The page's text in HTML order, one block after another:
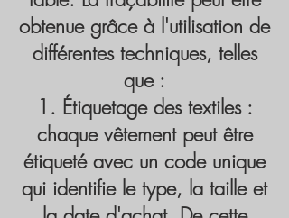
obtenue grâce à l'utilisation de
différentes techniques, telles
que :
Étiquetage des textiles :
chaque vêtement peut être
étiqueté avec un code unique
qui identifie le type, la taille et